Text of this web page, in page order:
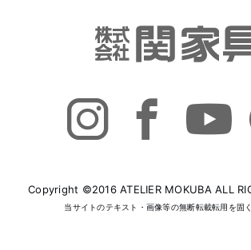
Copyright ©2016 ATELIER MOKUBA ALL
当サイトのテキスト・画像等の無断転載転用を固